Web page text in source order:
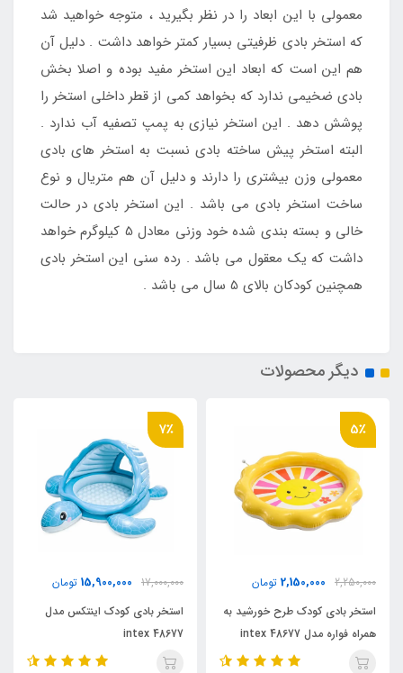
معمولی با این ابعاد را در نظر بگیرید ، متوجه خواهید شد
که استخر بادی ظرفیتی بسیار کمتر خواهد داشت . دلیل آن
هم این است که ابعاد این استخر مفید بوده و اصلا بخش
بادی ضخیمی ندارد که بخواهد کمی از قطر داخلی استخر را
پوشش دهد . این استخر نیازی به پمپ تصفیه آب ندارد .
البته استخر پیش ساخته بادی نسبت به استخر های بادی
معمولی وزن بیشتری را دارند و دلیل آن هم متریال و نوع
ساخت استخر بادی می باشد . این استخر بادی در حالت
خالی و بسته بندی شده خود وزنی معادل 5 کیلوگرم خواهد
داشت که یک معقول می باشد . رده سنی این استخر بادی
همچنین کودکان بالای 5 سال می باشد .
دیگر محصولات
5٪
2,250,000
2,150,000 تومان
استخر بادی کودک طرح خورشید به
همراه فواره مدل 48677 intex
7٪
17,000,000
15,900,000 تومان
استخر بادی کودک اینتکس مدل
48677 intex